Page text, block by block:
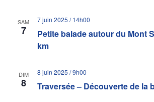
SAM
7
Petite balade autour du Mont
km
7 juin 2025 / 14h00
DIM
8 Traversée – Découverte de la
8 juin 2025 / 9h00